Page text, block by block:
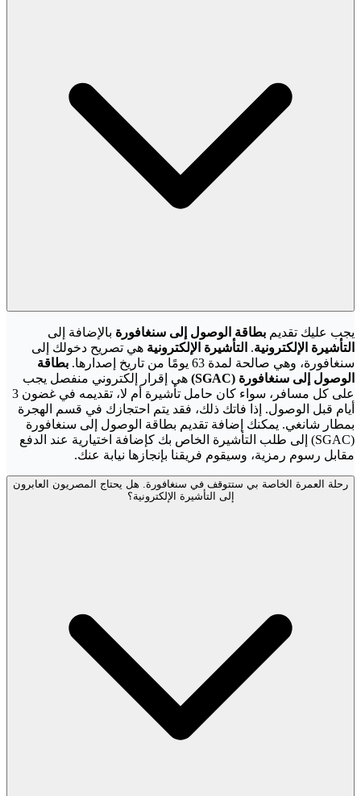
يجب عليك تقديم بطاقة الوصول إلى سنغافورة بالإضافة إلى
التأشيرة الإلكترونية. التأشيرة الإلكترونية هي تصريح دخولك إلى
سنغافورة، وهي صالحة لمدة 63 يومًا من تاريخ إصدارها.
بطاقة
الوصول إلى سنغافورة (SGAC)
هي إقرار إلكتروني منفصل يجب
على كل مسافر، سواء كان حامل تأشيرة أم لا، تقديمه في غضون 3
أيام قبل الوصول. إذا فاتك ذلك، فقد يتم احتجازك في قسم الهجرة
بمطار شانغي. يمكنك إضافة تقديم بطاقة الوصول إلى سنغافورة
(SGAC) إلى طلب التأشيرة الخاص بك كإضافة اختيارية عند الدفع
مقابل رسوم رمزية، وسيقوم فريقنا بإنجازها نيابة عنك.
رحلة العمرة الخاصة بي ستتوقف في سنغافورة. هل يحتاج المصريون العابرون
إلى التأشيرة الإلكترونية؟